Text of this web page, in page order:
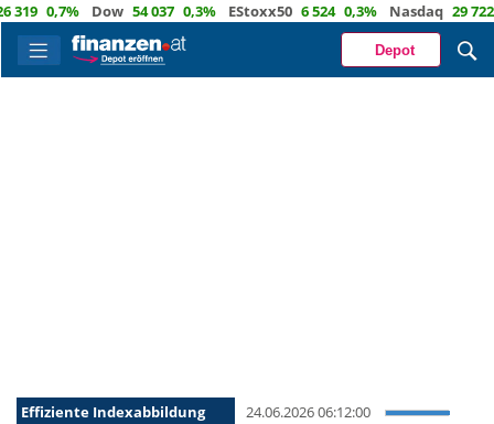
Dow 54 037 0,3% EStoxx50 6 524 0,3% Nasdaq 29 722 1,2%
Depot
Effiziente Indexabbildung 24.06.2026 06:12:00